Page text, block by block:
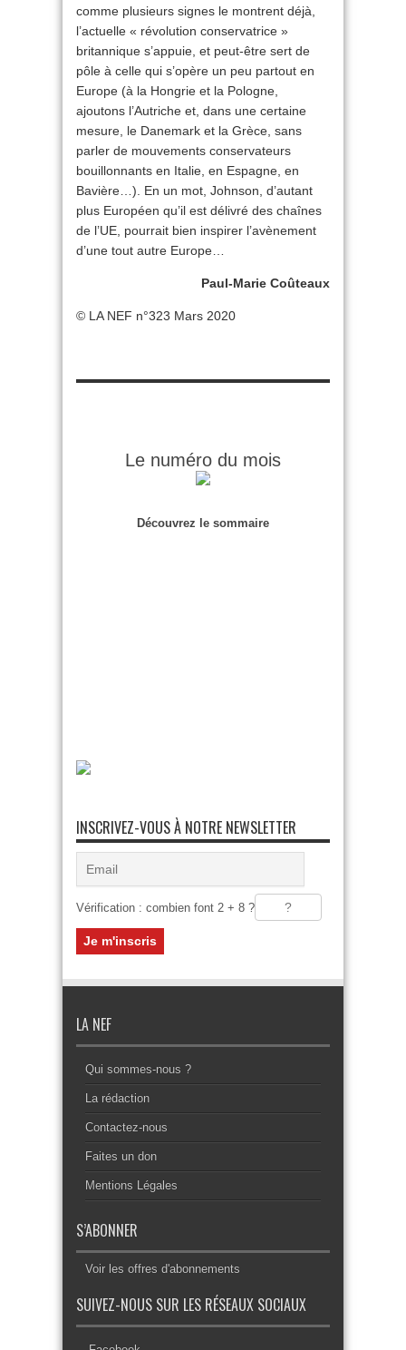
comme plusieurs signes le montrent déjà,
l’actuelle « révolution conservatrice »
britannique s’appuie, et peut-être sert de
pôle à celle qui s’opère un peu partout en
Europe (à la Hongrie et la Pologne,
ajoutons l’Autriche et, dans une certaine
mesure, le Danemark et la Grèce, sans
parler de mouvements conservateurs
bouillonnants en Italie, en Espagne, en
Bavière…). En un mot, Johnson, d’autant
plus Européen qu’il est délivré des chaînes
de l’UE, pourrait bien inspirer l’avènement
d’une tout autre Europe…
Paul-Marie Coûteaux
© LA NEF n°323 Mars 2020
Le numéro du mois
Découvrez le sommaire
INSCRIVEZ-VOUS À NOTRE NEWSLETTER
Vérification : combien font 2 + 8 ?
LA NEF
Qui sommes-nous ?
La rédaction
Contactez-nous
Faites un don
Mentions Légales
S’ABONNER
Voir les offres d'abonnements
SUIVEZ-NOUS SUR LES RÉSEAUX SOCIAUX